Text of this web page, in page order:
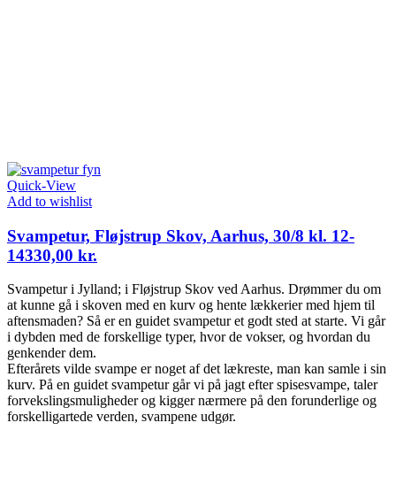
Quick-View
Add to wishlist
Svampetur, Fløjstrup Skov, Aarhus, 30/8 kl. 12-
14330,00 kr.
Svampetur i Jylland; i Fløjstrup Skov ved Aarhus. Drømmer du om
at kunne gå i skoven med en kurv og hente lækkerier med hjem til
aftensmaden? Så er en guidet svampetur et godt sted at starte. Vi går
i dybden med de forskellige typer, hvor de vokser, og hvordan du
genkender dem.
Efterårets vilde svampe er noget af det lækreste, man kan samle i sin
kurv. På en guidet svampetur går vi på jagt efter spisesvampe, taler
forvekslingsmuligheder og kigger nærmere på den forunderlige og
forskelligartede verden, svampene udgør.